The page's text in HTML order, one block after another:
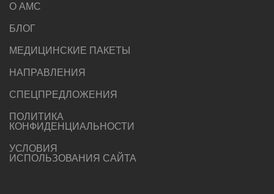
О AMC
БЛОГ
МЕДИЦИНСКИЕ ПАКЕТЫ
НАПРАВЛЕНИЯ
СПЕЦПРЕДЛОЖЕНИЯ
ПОЛИТИКА
КОНФИДЕНЦИАЛЬНОСТИ
УСЛОВИЯ
ИСПОЛЬЗОВАНИЯ САЙТА